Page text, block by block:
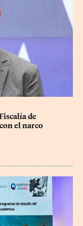
de
el narco